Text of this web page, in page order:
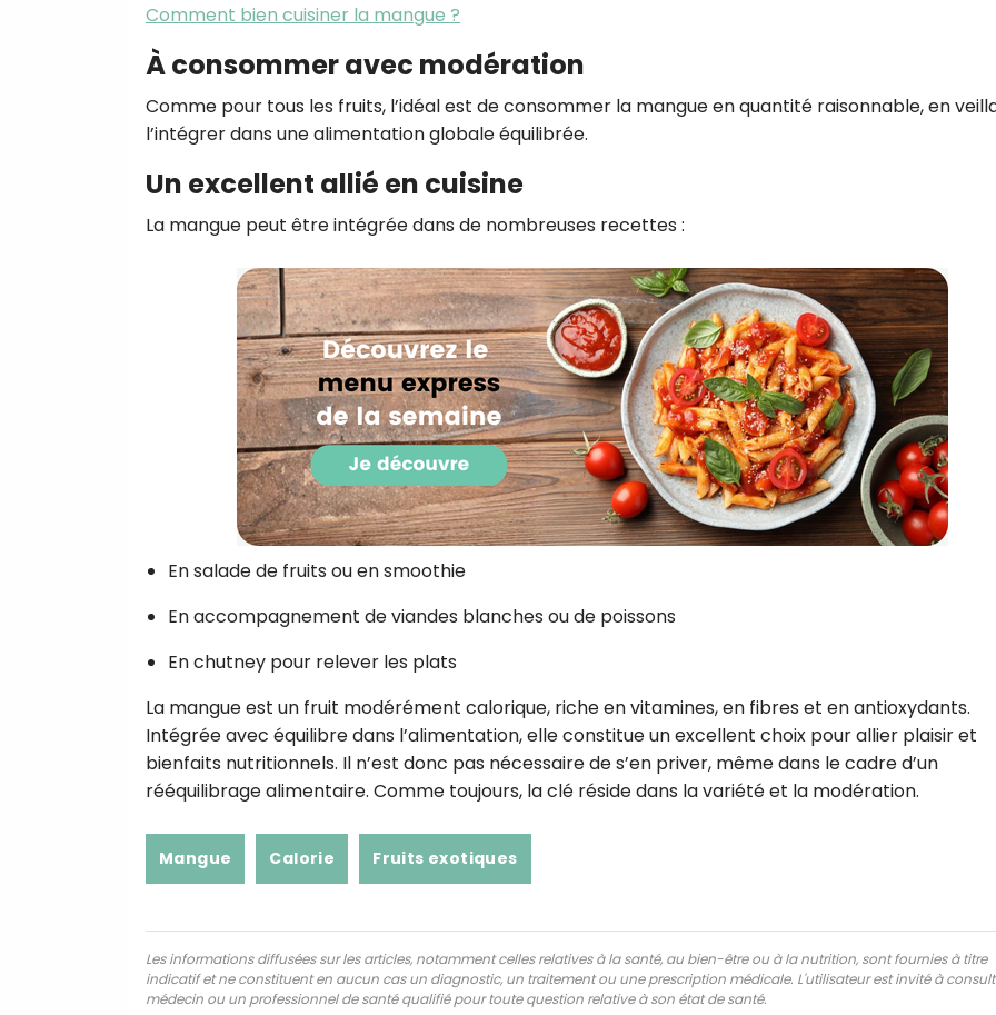
Comment bien cuisiner la mangue ?
À consommer avec modération
Comme pour tous les fruits, l’idéal est de consommer la mangue en quantité raisonnable, en
l’intégrer dans une alimentation globale équilibrée.
Un excellent allié en cuisine
La mangue peut être intégrée dans de nombreuses recettes :
En salade de fruits ou en smoothie
En accompagnement de viandes blanches ou de poissons
En chutney pour relever les plats
La mangue est un fruit modérément calorique, riche en vitamines, en fibres et en antioxydants.
Intégrée avec équilibre dans l’alimentation, elle constitue un excellent choix pour allier plaisir et
bienfaits nutritionnels. Il n’est donc pas nécessaire de s’en priver, même dans le cadre d’un
rééquilibrage alimentaire. Comme toujours, la clé réside dans la variété et la modération.
Mangue Calorie Fruits exotiques
Les informations diffusées sur les articles, notamment celles relatives à la santé, au bien-être ou à la nutrition, sont fournies à titre
indicatif et ne constituent en aucun cas un diagnostic, un traitement ou une prescription médicale. L'utilisateur est invité à
médecin ou un professionnel de santé qualifié pour toute question relative à son état de santé.